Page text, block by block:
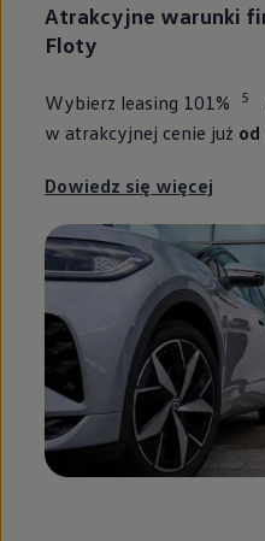
Atrakcyjne warunki
Floty
Wybierz leasing 101% 5
w atrakcyjnej cenie już od
Dowiedz się więcej